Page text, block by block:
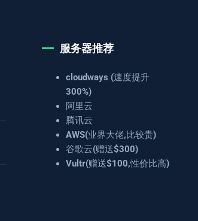
服务器推荐
cloudways (速度提升
300%)
阿里云
腾讯云
AWS(业界大佬,比较贵)
谷歌云(赠送$300)
Vultr(赠送$100,性价比高)